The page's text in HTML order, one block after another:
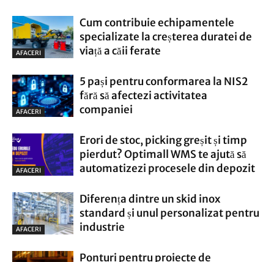
AFACERI
Cum contribuie echipamentele
specializate la creșterea duratei de
viață a căii ferate
AFACERI
5 pași pentru conformarea la NIS2
fără să afectezi activitatea
companiei
AFACERI
Erori de stoc, picking greșit și timp
pierdut? Optimall WMS te ajută să
automatizezi procesele din depozit
AFACERI
Diferența dintre un skid inox
standard și unul personalizat pentru
industrie
Ponturi pentru proiecte de